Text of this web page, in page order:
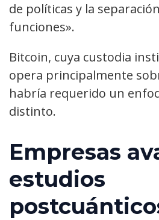
de políticas y la
funciones».
Bitcoin, cuya custodia
opera principalmente
habría requerido un
distinto.
Empresas
estudios